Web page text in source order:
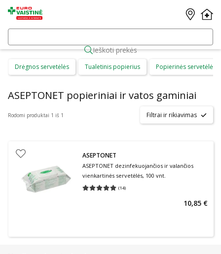
Ieškoti prekės
Drėgnos servetėlės Tualetinis popierius Popierinės servetėlės
ASEPTONET popieriniai ir vatos gaminiai
Rodomi produktai 1 iš 1 Filtrai ir rikiavimas
ASEPTONET
ASEPTONET dezinfekuojančios ir valančios
vienkartinės servetėlės, 100 vnt.
(14)
Vidutinis įvertinimas 5.00
10,85 €